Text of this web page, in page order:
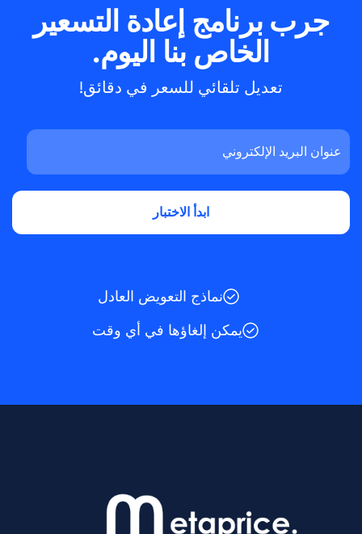
جرب برنامج إعادة التسعير
الخاص بنا اليوم.
تعديل تلقائي للسعر في دقائق!
نماذج التعويض العادل
يمكن إلغاؤها في أي وقت